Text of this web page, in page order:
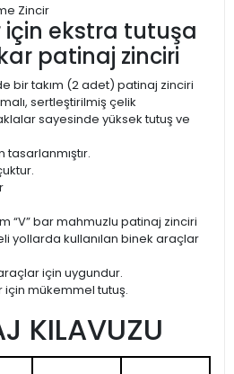
Zincir
için ekstra tutuşa
patinaj zinciri
bir takım (2 adet) patinaj zinciri
sertleştirilmiş çelik
sayesinde yüksek tutuş ve
tasarlanmıştır.
“V” bar mahmuzlu patinaj zinciri
yollarda kullanılan binek araçlar
için uygundur.
için mükemmel tutuş.
KILAVUZU